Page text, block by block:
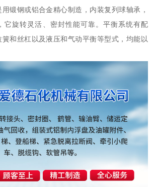
锻钢或铝合金精心制造，内装复列球轴承，
它旋转灵活、密封性能可靠。平衡系统有配
和丝杠以及液压和气动平衡等型式，均能以